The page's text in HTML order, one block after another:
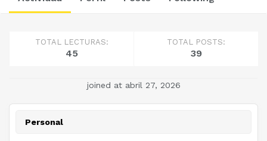
TOTAL LECTURAS:
45
TOTAL POSTS:
39
joined at abril 27, 2026
Personal